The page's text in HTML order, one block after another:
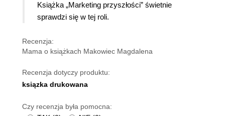
Książka „Marketing przyszłości” świetnie
sprawdzi się w tej roli.
Recenzja:
Mama o książkach Makowiec Magdalena
Recenzja dotyczy produktu:
ksiązka drukowana
Czy recenzja była pomocna: